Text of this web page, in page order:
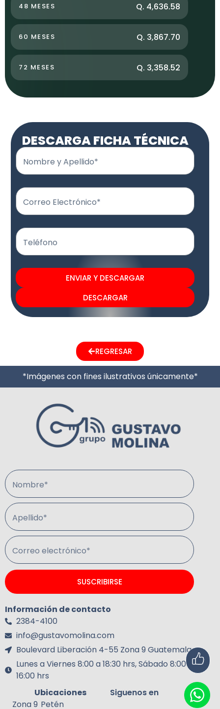
48 MESES Q. 4,636.58
60 MESES Q. 3,867.70
72 MESES Q. 3,358.52
DESCARGA FICHA TÉCNICA
Nombre y Apellido*
Correo Electrónico*
Teléfono
ENVIAR Y DESCARGAR
DESCARGAR
REGRESAR
*Imágenes con fines ilustrativos únicamente*
Nombre*
Apellido*
Correo electrónico*
SUSCRIBIRSE
Información de contacto
2384-4100
info@gustavomolina.com
Boulevard Liberación 4-55 Zona 9 Guatemala.
Lunes a Viernes 8:00 a 18:30 hrs, Sábado 8:00 a
16:00 hrs
Ubicaciones
Zona 9 Petén
Siguenos en